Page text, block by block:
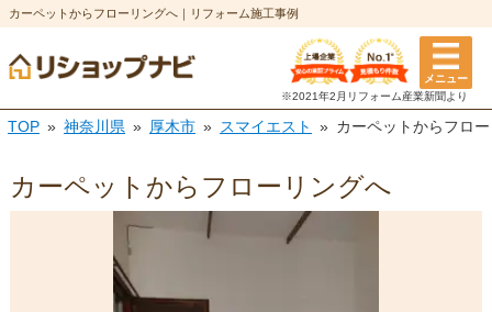
カーペットからフローリングへ｜リフォーム施工事例
メニュー
※2021年2月リフォーム産業新聞より
TOP 神奈川県 厚木市 スマイエスト カーペットからフロ
カーペットからフローリングへ